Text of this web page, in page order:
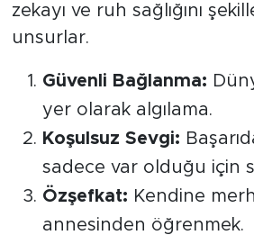
zekayı ve ruh sağlığını
unsurlar.
Güvenli Bağlanma:
yer olarak algılama.
Koşulsuz Sevgi:
sadece var olduğu için
Özşefkat: Kendine
annesinden öğrenmek.
EKONOMİ
KÜLTÜR SANAT
YAŞAM
TARİHTEN GÜNÜMÜZE